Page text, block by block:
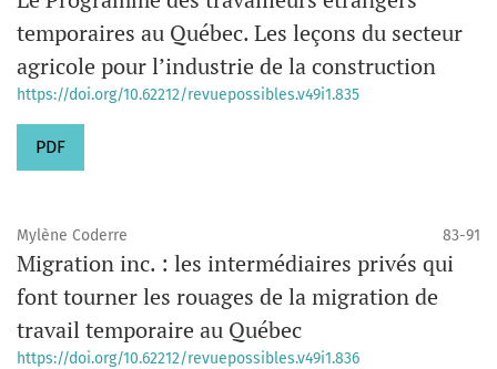
temporaires au Québec. Les leçons du secteur
agricole pour l’industrie de la construction
https://doi.org/10.62212/revuepossibles.v49i1.835
PDF
Mylène Coderre 83-91
Migration inc. : les intermédiaires privés qui
font tourner les rouages de la migration de
travail temporaire au Québec
https://doi.org/10.62212/revuepossibles.v49i1.836